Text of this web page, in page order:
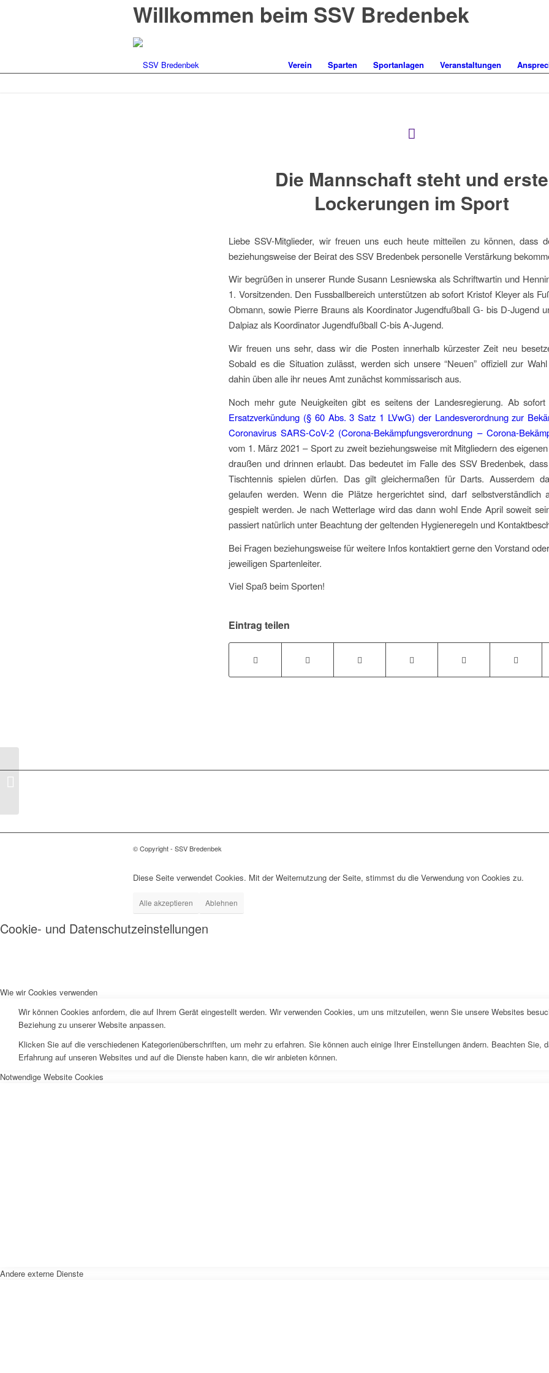
Willkommen beim SSV Bredenbek
Verein Sparten Sportanlagen Veranstaltungen
Die Mannschaft steht und erste
Lockerungen im Sport
Liebe SSV-Mitglieder, wir freuen uns euch heute mitteilen zu können, dass
beziehungsweise der Beirat des SSV Bredenbek personelle Verstärkung
Wir begrüßen in unserer Runde Susann Lesniewska als Schriftwartin und
1. Vorsitzenden. Den Fussballbereich unterstützen ab sofort Kristof Kleyer als
Obmann, sowie Pierre Brauns als Koordinator Jugendfußball G- bis D-Jugend
Dalpiaz als Koordinator Jugendfußball C-bis A-Jugend.
Wir freuen uns sehr, dass wir die Posten innerhalb kürzester Zeit neu
Sobald es die Situation zulässt, werden sich unsere “Neuen” offiziell zur
dahin üben alle ihr neues Amt zunächst kommissarisch aus.
Noch mehr gute Neuigkeiten gibt es seitens der Landesregierung. Ab
Ersatzverkündung (§ 60 Abs. 3 Satz 1 LVwG) der Landesverordnung zur
Coronavirus SARS-CoV-2 (Corona-Bekämpfungsverordnung – Corona-
vom 1. März 2021 – Sport zu zweit beziehungsweise mit Mitgliedern des
draußen und drinnen erlaubt. Das bedeutet im Falle des SSV Bredenbek,
Tischtennis spielen dürfen. Das gilt gleichermaßen für Darts. Ausserdem
gelaufen werden. Wenn die Plätze hergerichtet sind, darf selbstverständlich
gespielt werden. Je nach Wetterlage wird das dann wohl Ende April soweit
passiert natürlich unter Beachtung der geltenden Hygieneregeln und
Bei Fragen beziehungsweise für weitere Infos kontaktiert gerne den Vorstand
jeweiligen Spartenleiter.
Viel Spaß beim Sporten!
Eintrag teilen
© Copyright - SSV Bredenbek
Diese Seite verwendet Cookies. Mit der Weiternutzung der Seite, stimmst du die Verwendung von Cookies zu.
Alle akzeptieren Ablehnen
Cookie- und Datenschutzeinstellungen
Wie wir Cookies verwenden
Wir können Cookies anfordern, die auf Ihrem Gerät eingestellt werden. Wir verwenden Cookies, um uns mitzuteilen, wenn Sie unsere Websites
Beziehung zu unserer Website anpassen.
Klicken Sie auf die verschiedenen Kategorienüberschriften, um mehr zu erfahren. Sie können auch einige Ihrer Einstellungen ändern. Beachten
Erfahrung auf unseren Websites und auf die Dienste haben kann, die wir anbieten können.
Notwendige Website Cookies
Andere externe Dienste